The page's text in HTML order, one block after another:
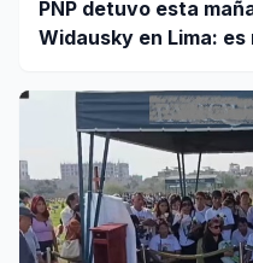
PNP detuvo esta
Widausky en Lima: